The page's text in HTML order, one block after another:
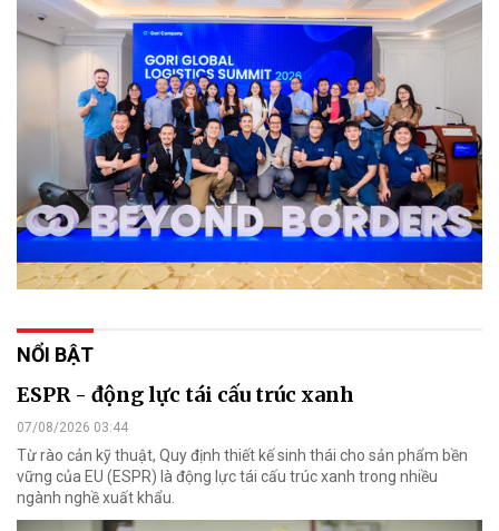
NỔI BẬT
ESPR - động lực tái cấu trúc xanh
07/08/2026 03:44
Từ rào cản kỹ thuật, Quy định thiết kế sinh thái cho sản phẩm bền
vững của EU (ESPR) là động lực tái cấu trúc xanh trong nhiều
ngành nghề xuất khẩu.